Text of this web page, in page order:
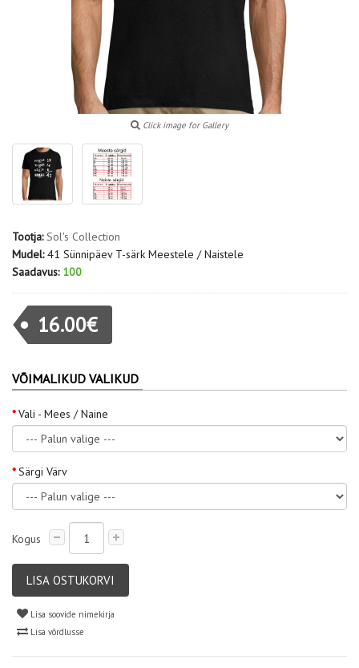
Click image for Gallery
Tootja: Sol's Collection
Mudel: 41 Sünnipäev T-särk Meestele / Naistele
Saadavus: 100
16.00€
VÕIMALIKUD VALIKUD
Vali - Mees / Naine
Särgi Värv
Kogus
LISA OSTUKORVI
Lisa soovide nimekirja
Lisa võrdlusse